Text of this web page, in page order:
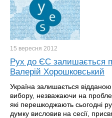
15 вересня 2012
Рух до ЄС залишається
Валерій Хорошковський
Україна залишається
вибору, незважаючи на
які перешкоджають сьогодні
думку висловив на сесії,